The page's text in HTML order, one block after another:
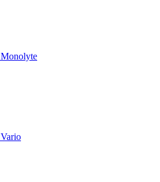
Monolyte
Vario